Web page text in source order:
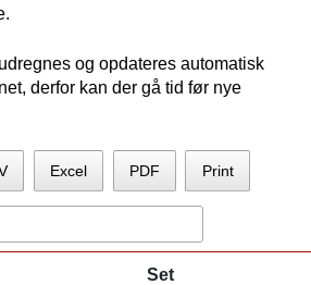
og opdateres automatisk
derfor kan der gå tid før nye
Excel PDF Print
Set